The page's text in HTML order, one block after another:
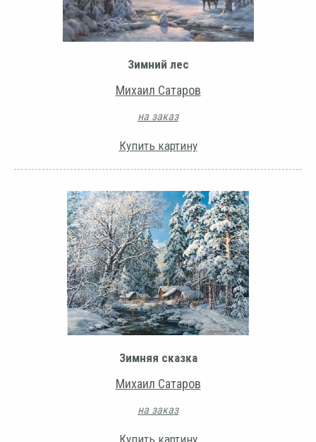
Зимний лес
Михаил Сатаров
на заказ
Купить картину
Зимняя сказка
Михаил Сатаров
на заказ